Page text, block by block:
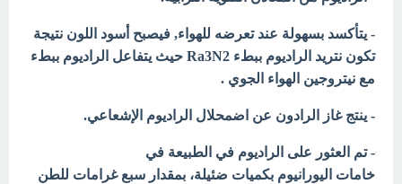
- يتأكسد بسهولة عند تعرضه للهواء, فيصبح أسود اللون نتيجة
تكون نتريد الراديوم ببطء Ra3N2 حيث يتفاعل الراديوم ببطء
مع نيتروجين الهواء الجوي .
- ينتجغاز الرادون عن اضمحلال الراديوم الإشعاعي.
- تم العثور على الراديوم في الطبيعة في
خامات اليورانيوم بكميات ضئيلة، بمقدار سبع غرامات للطن